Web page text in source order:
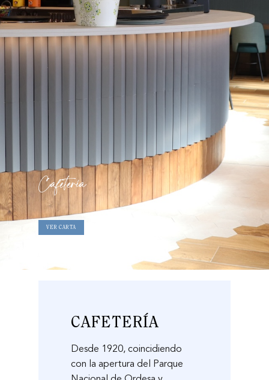
Cafetería
VER CARTA
CAFETERÍA
Desde 1920, coincidiendo
con la apertura del Parque